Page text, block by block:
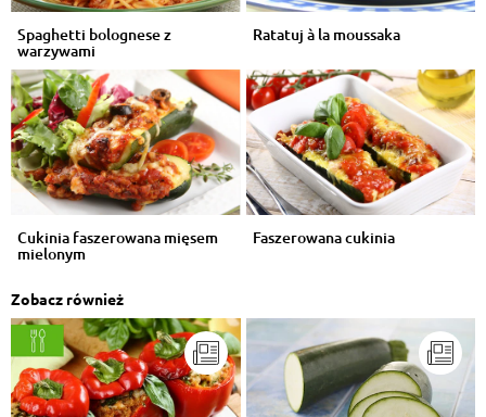
Spaghetti bolognese z
warzywami
Ratatuj à la moussaka
Cukinia faszerowana mięsem
mielonym
Faszerowana cukinia
Zobacz również